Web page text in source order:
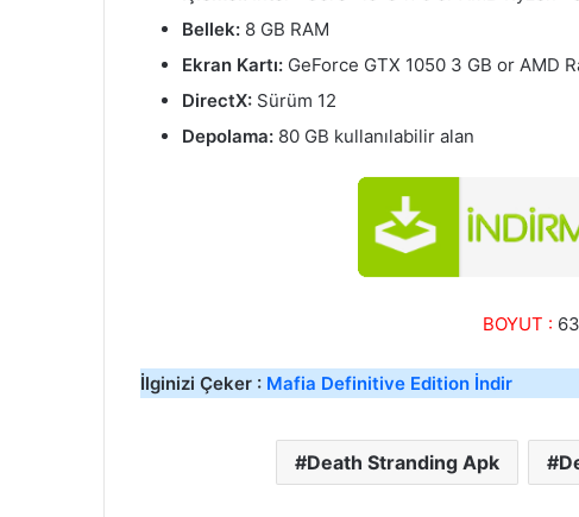
Bellek: 8 GB RAM
Ekran Kartı: GeForce GTX 1050 3 GB or AMD
DirectX: Sürüm 12
Depolama: 80 GB kullanılabilir alan
BOYUT :
İlginizi Çeker : Mafia Definitive Edition İndir
Death Stranding Apk